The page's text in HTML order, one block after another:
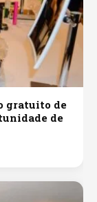
gratuito de
de